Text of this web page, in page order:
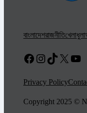
বাংলাদেশরাজনীতিখেলাধুলা
Facebook
Instagram
TikTok
X
Privacy Policy
Copyright 2025 ©